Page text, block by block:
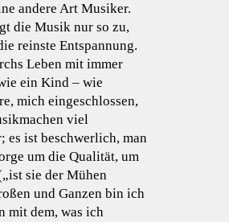
andere Art Musiker.
die Musik nur so zu,
reinste Entspannung.
Leben mit immer
ein Kind – wie
mich eingeschlossen,
viel
es ist beschwerlich, man
um die Qualität, um
sie der Mühen
und Ganzen bin ich
mit dem, was ich